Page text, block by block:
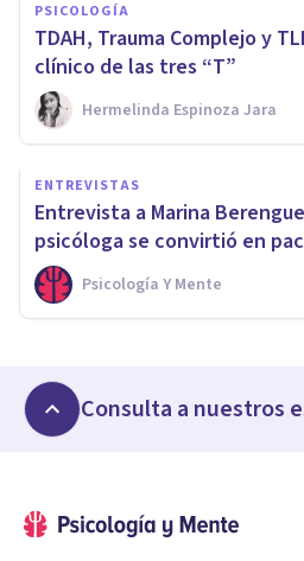
PSICOLOGÍA
TDAH, Trauma Complejo y
clínico de las tres “T”
Hermelinda Espinoza Jara
ENTREVISTAS
Entrevista a Marina
psicóloga se convirtió en
Psicología Y Mente
Consulta a nuestros